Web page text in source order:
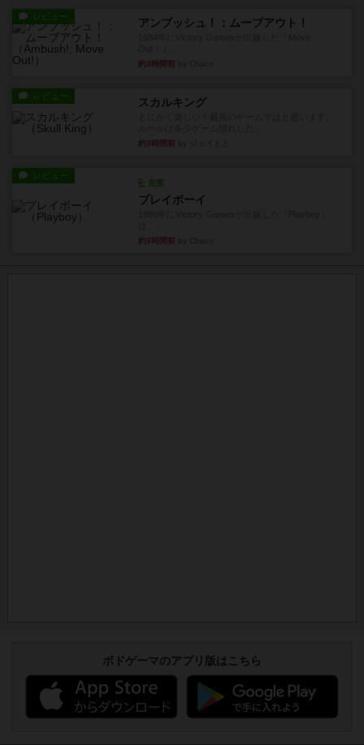
レビュー アンブッシュ！：ムーブアウト！
約3時間前
レビュー スカルキング
約3時間前
レビュー
充実
プレイボーイ
約3時間前
ボドゲーマのアプリ版はこちら